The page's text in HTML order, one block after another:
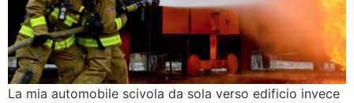
La mia automobile scivola da sola verso edificio invece